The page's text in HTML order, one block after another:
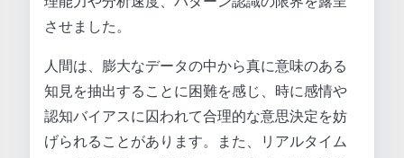
させました。
人間は、膨大なデータの中から真に意味のある
知見を抽出することに困難を感じ、時に感情や
認知バイアスに囚われて合理的な意思決定を妨
げられることがあります。また、リアルタイム